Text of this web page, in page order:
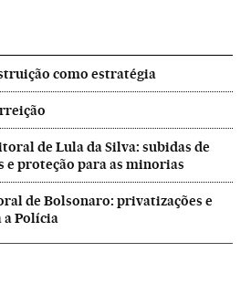
como estratégia
de Lula da Silva: subidas de
e proteção para as minorias
de Bolsonaro: privatizações e
Polícia